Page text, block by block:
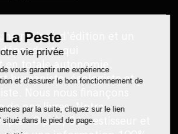
maison d'édition et un
qui
en totale autonomie.
humaniste, écologiste et
Nous nous finançons
de nos livres. Notre
: 0 pub, 0 investisseur et